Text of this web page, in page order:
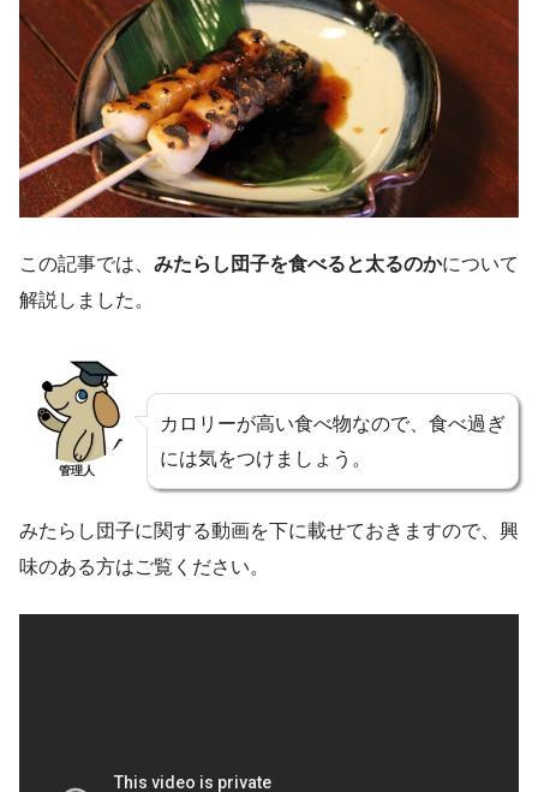
この記事では、 みたらし団子を食べると太るのかについて
解説しました。
管理人
カロリーが高い食べ物なので、食べ過ぎ
には気をつけましょう。
みたらし団子に関する動画を下に載せておきますので、興
味のある方はご覧ください。